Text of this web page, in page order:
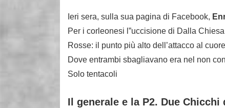
Ieri sera, sulla sua pagina di Facebook,
Per i corleonesi l”uccisione di Dalla
Rosse: il punto più alto dell’attacco al
Dove entrambi sbagliavano era nel non
Solo tentacoli
Il generale e la P2. Due Chicchi